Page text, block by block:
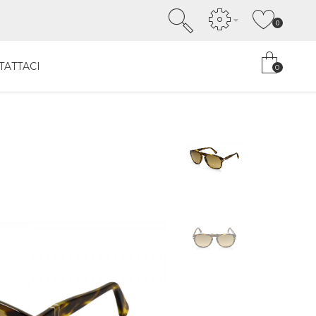
0
0